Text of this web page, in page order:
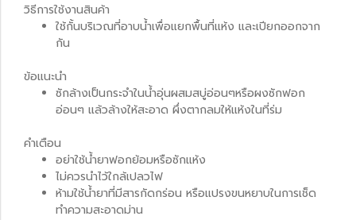
วิธีการใช้งานสินค้า
ใช้กั้นบริเวณที่อาบน้ำเพื่อแยกพื้นที่แห้ง และเปียกออกจาก
กัน
ข้อแนะนำ
ซักล้างเป็นกระจำในน้ำอุ่นผสมสบู่อ่อนๆหรือผงซักฟอก
อ่อนๆ แล้วล้างให้สะอาด ผึ่งตากลมให้แห้งในที่ร่ม
คำเตือน
อย่าใช้น้ำยาฟอกย้อมหรือซักแห้ง
ไม่ควรนำไว้ใกล้เปลวไฟ
ห้ามใช้น้ำยาที่มีสารกัดกร่อน หรือแปรงขนหยาบในการเช็ด
ทำความสะอาดม่าน